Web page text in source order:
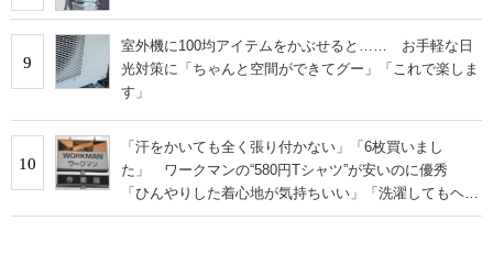
9
室外機に100均アイテムをかぶせると…… お手軽な日
光対策に「ちゃんと空間ができてグー」「これで楽しま
す」
10
「汗をかいても全く張り付かない」「6枚買いまし
た」 ワークマンの“580円Tシャツ”が安いのに優秀
「ひんやりした着心地が気持ちいい」「洗濯してもヘタ
らない」